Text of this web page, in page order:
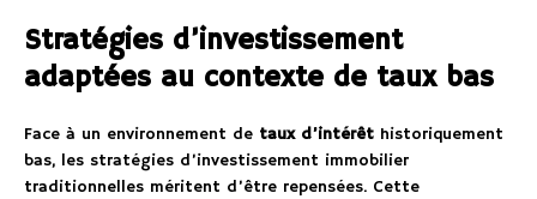
Stratégies d’investissement
adaptées au contexte de taux bas
Face à un environnement de taux d’intérêt historiquement
bas, les stratégies d’investissement immobilier
traditionnelles méritent d’être repensées. Cette